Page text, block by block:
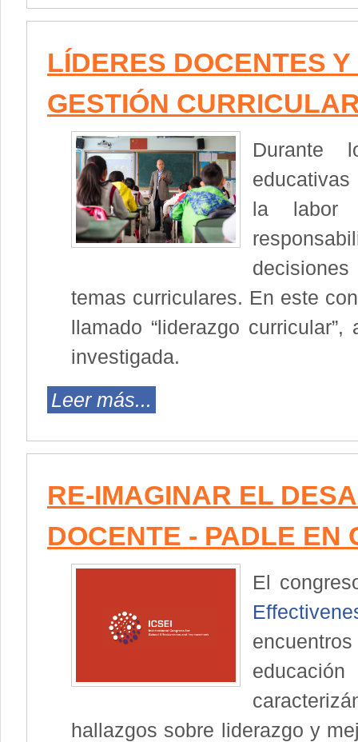
LÍDERES DOCENTES
GESTIÓN
Durante
la labor
temas curriculares. En este
llamado “liderazgo
investigada.
Leer más...
RE-IMAGINAR EL
DOCENTE - PADLE EN
El
hallazgos sobre liderazgo y